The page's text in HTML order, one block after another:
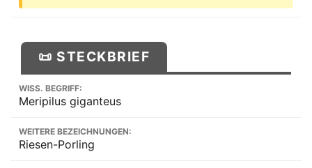
📜 STECKBRIEF
WISS. BEGRIFF:
Meripilus giganteus
WEITERE BEZEICHNUNGEN:
Riesen-Porling